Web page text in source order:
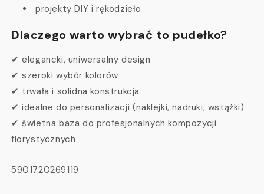
projekty DIY i rękodzieło
Dlaczego warto wybrać to pudełko?
✔ elegancki, uniwersalny design
✔ szeroki wybór kolorów
✔ trwała i solidna konstrukcja
✔ idealne do personalizacji (naklejki, nadruki, wstążki)
✔ świetna baza do profesjonalnych kompozycji
florystycznych
SKU:
5901720269119